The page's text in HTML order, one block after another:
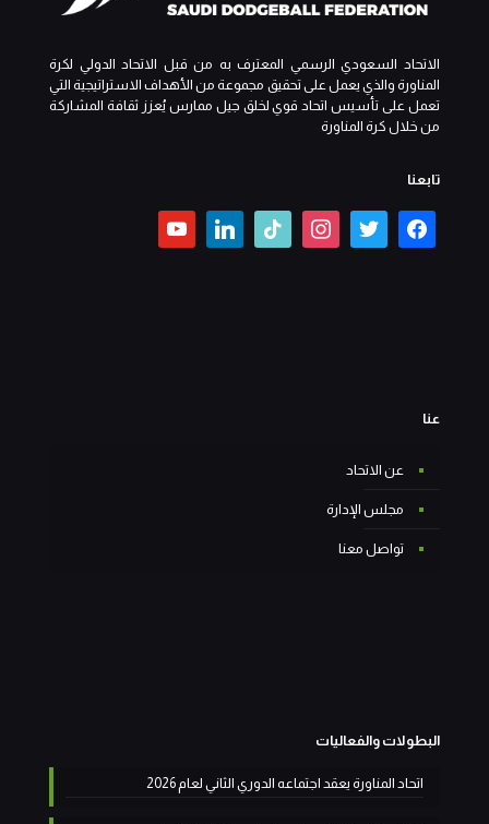
الاتحاد السعودي الرسمي المعترف به من قبل الاتحاد الدولي لكرة
المناورة والذي يعمل على تحقيق مجموعة من الأهداف الاستراتيجية التي
تعمل على تأسيس اتحاد قوي لخلق جيل ممارس يُعزز ثقافة المشاركة
من خلال كرة المناورة
تابعنا
عنا
عن الاتحاد
مجلس الإدارة
تواصل معنا
البطولات والفعاليات
اتحاد المناورة يعقد اجتماعه الدوري الثاني لعام 2026